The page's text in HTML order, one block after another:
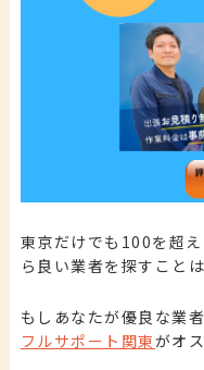
東京だけでも100を超
ら良い業者を探すこと
もしあなたが優良な業
フルサポート関東がオ